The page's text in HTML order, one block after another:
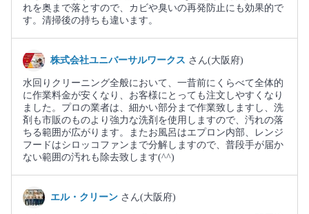
れを奥まで落とすので、カビや臭いの再発防止にも効果的で
す。清掃後の持ちも違います。
株式会社ユニバーサルワークス さん(大阪府)
水回りクリーニング全般において、一昔前にくらべて全体的
に作業料金が安くなり、お客様にとっても注文しやすくなり
ました。プロの業者は、細かい部分まで作業致しますし、洗
剤も市販のものより強力な洗剤を使用しますので、汚れの落
ちる範囲が広がります。またお風呂はエプロン内部、レンジ
フードはシロッコファンまで分解しますので、普段手が届か
ない範囲の汚れも除去致します(^^)
エル・クリーン さん(大阪府)